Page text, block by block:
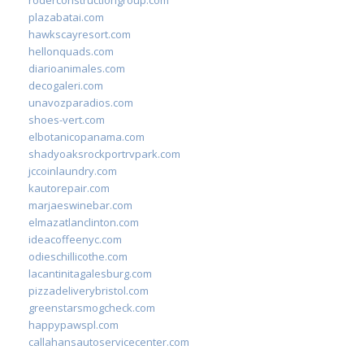
plazabatai.com
hawkscayresort.com
hellonquads.com
diarioanimales.com
decogaleri.com
unavozparadios.com
shoes-vert.com
elbotanicopanama.com
shadyoaksrockportrvpark.com
jccoinlaundry.com
kautorepair.com
marjaeswinebar.com
elmazatlanclinton.com
ideacoffeenyc.com
odieschillicothe.com
lacantinitagalesburg.com
pizzadeliverybristol.com
greenstarsmogcheck.com
happypawspl.com
callahansautoservicecenter.com